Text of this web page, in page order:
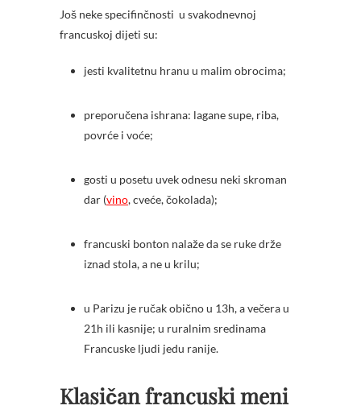
Još neke specifinčnosti u svakodnevnoj
francuskoj dijeti su:
jesti kvalitetnu hranu u malim obrocima;
preporučena ishrana: lagane supe, riba,
povrće i voće;
gosti u posetu uvek odnesu neki skroman
dar (vino, cveće, čokolada);
francuski bonton nalaže da se ruke drže
iznad stola, a ne u krilu;
u Parizu je ručak obično u 13h, a večera u
21h ili kasnije; u ruralnim sredinama
Francuske ljudi jedu ranije.
Klasičan francuski meni